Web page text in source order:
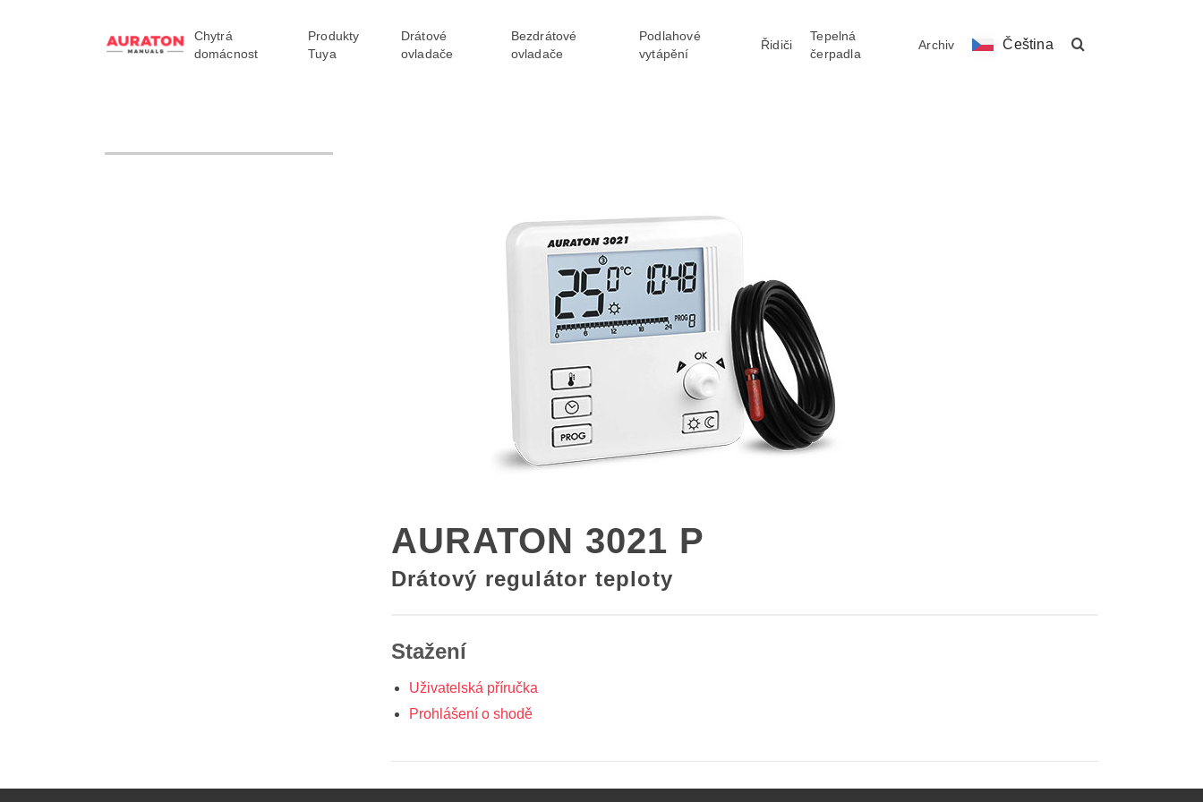
Chytrá
domácnost
Produkty
Tuya
Drátové
ovladače
Bezdrátové
ovladače
Podlahové
vytápění
Řidiči
Tepelná
čerpadla
Archiv Čeština
AURATON 3021 P
Drátový regulátor teploty
Stažení
Uživatelská příručka
Prohlášení o shodě